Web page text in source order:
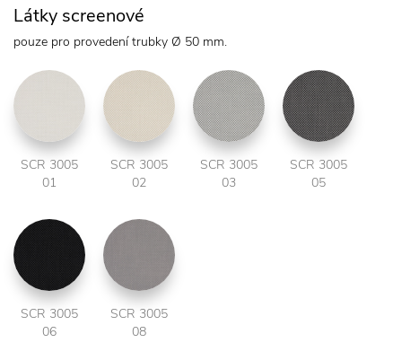
Látky screenové
pouze pro provedení trubky Ø 50 mm.
SCR 3005
01
SCR 3005
02
SCR 3005
03
SCR 3005
05
SCR 3005
06
SCR 3005
08